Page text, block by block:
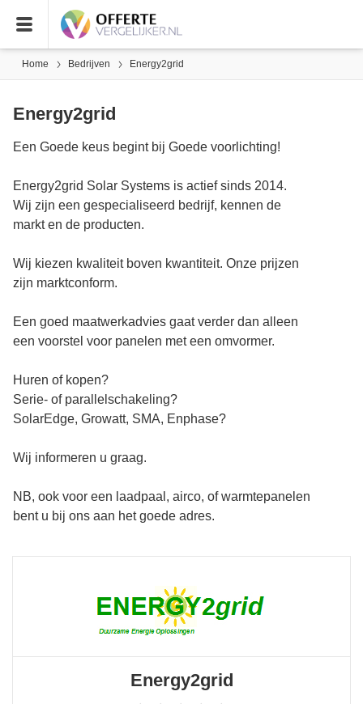
Home Bedrijven Energy2grid
Energy2grid
Een Goede keus begint bij Goede voorlichting!
Energy2grid Solar Systems is actief sinds 2014.
Wij zijn een gespecialiseerd bedrijf, kennen de
markt en de producten.
Wij kiezen kwaliteit boven kwantiteit. Onze prijzen
zijn marktconform.
Een goed maatwerkadvies gaat verder dan alleen
een voorstel voor panelen met een omvormer.
Huren of kopen?
Serie- of parallelschakeling?
SolarEdge, Growatt, SMA, Enphase?
Wij informeren u graag.
NB, ook voor een laadpaal, airco, of warmtepanelen
bent u bij ons aan het goede adres.
Energy2grid